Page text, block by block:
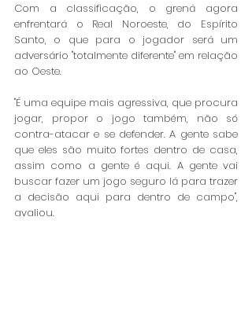
Com a classificação, o grená agora
enfrentará o Real Noroeste, do Espírito
Santo, o que para o jogador será um
adversário "totalmente diferente" em relação
ao Oeste.
"É uma equipe mais agressiva, que procura
jogar, propor o jogo também, não só
contra-atacar e se defender. A gente sabe
que eles são muito fortes dentro de casa,
assim como a gente é aqui. A gente vai
buscar fazer um jogo seguro lá para trazer
a decisão aqui para dentro de campo",
avaliou.